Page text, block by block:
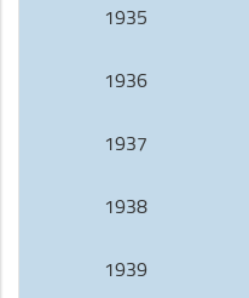
1935
1936
1937
1938
1939